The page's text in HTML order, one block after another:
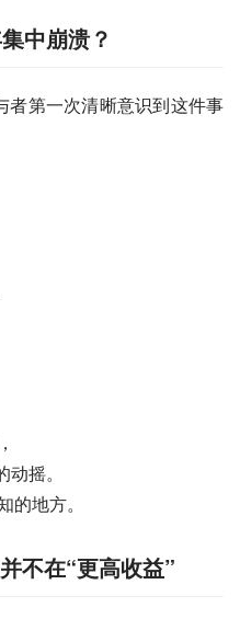
中崩溃？
者第一次清晰意识到这件事
摇。
地方。
不在“更高收益”